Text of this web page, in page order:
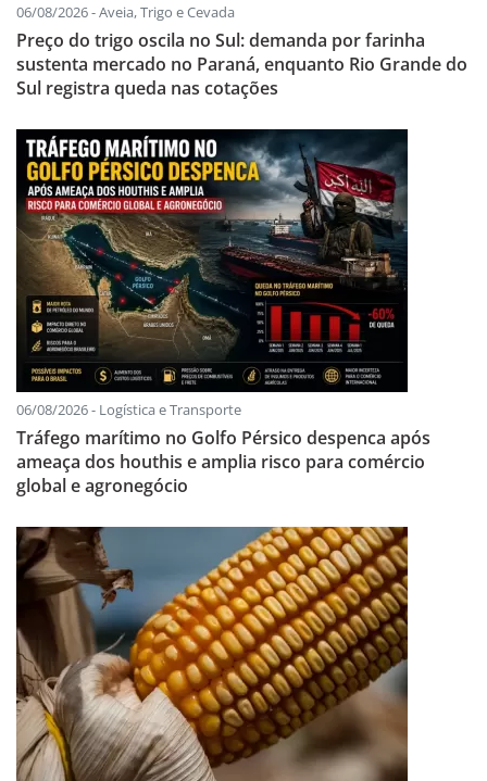
06/08/2026 - Aveia, Trigo e Cevada
Preço do trigo oscila no Sul: demanda por farinha
sustenta mercado no Paraná, enquanto Rio Grande do
Sul registra queda nas cotações
06/08/2026 - Logística e Transporte
Tráfego marítimo no Golfo Pérsico despenca após
ameaça dos houthis e amplia risco para comércio
global e agronegócio